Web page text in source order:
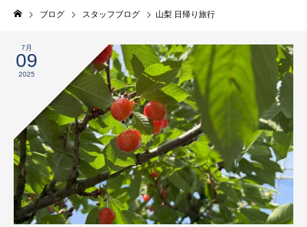
ブログ スタッフブログ 山梨 日帰り旅行
7月
09
2025